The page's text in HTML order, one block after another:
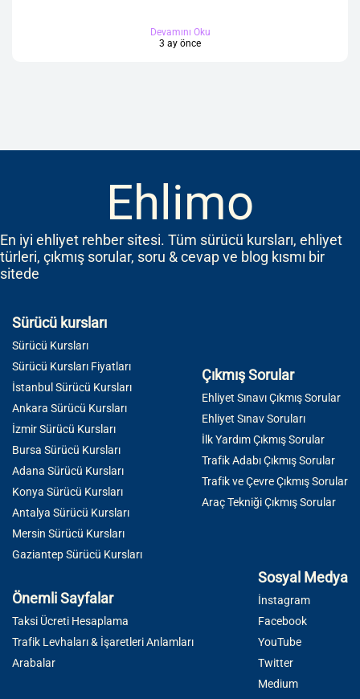
Devamını Oku
3 ay önce
Ehlimo
En iyi ehliyet rehber sitesi. Tüm sürücü kursları, ehliyet
türleri, çıkmış sorular, soru & cevap ve blog kısmı bir
sitede
Sürücü kursları
Sürücü Kursları
Sürücü Kursları Fiyatları
İstanbul Sürücü Kursları
Ankara Sürücü Kursları
İzmir Sürücü Kursları
Bursa Sürücü Kursları
Adana Sürücü Kursları
Konya Sürücü Kursları
Antalya Sürücü Kursları
Mersin Sürücü Kursları
Gaziantep Sürücü Kursları
Çıkmış Sorular
Ehliyet Sınavı Çıkmış Sorular
Ehliyet Sınav Soruları
İlk Yardım Çıkmış Sorular
Trafik Adabı Çıkmış Sorular
Trafik ve Çevre Çıkmış Sorular
Araç Tekniği Çıkmış Sorular
Önemli Sayfalar
Taksi Ücreti Hesaplama
Trafik Levhaları & İşaretleri Anlamları
Arabalar
Sosyal Medya
İnstagram
Facebook
YouTube
Twitter
Medium